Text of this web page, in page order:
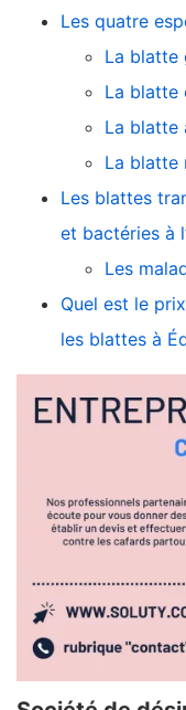
Les quatre
La blatte
La blatte
La blatte
La blatte
Les blattes
et bactéries à
Les
Quel est le
les blattes à